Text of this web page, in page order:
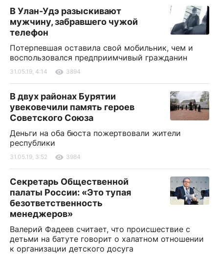
В Улан-Удэ разыскивают
мужчину, забравшего чужой
телефон
Потерпевшая оставила свой мобильник, чем и
воспользовался предприимчивый гражданин
31.05.19, 4:14 3894
В двух районах Бурятии
увековечили память героев
Советского Союза
Деньги на оба бюста пожертвовали жители
республики
31.05.19, 3:52 3984
Секретарь Общественной
палаты России: «Это тупая
безответственность
менеджеров»
Валерий Фадеев считает, что происшествие с
детьми на батуте говорит о халатном отношении
к организации детского досуга